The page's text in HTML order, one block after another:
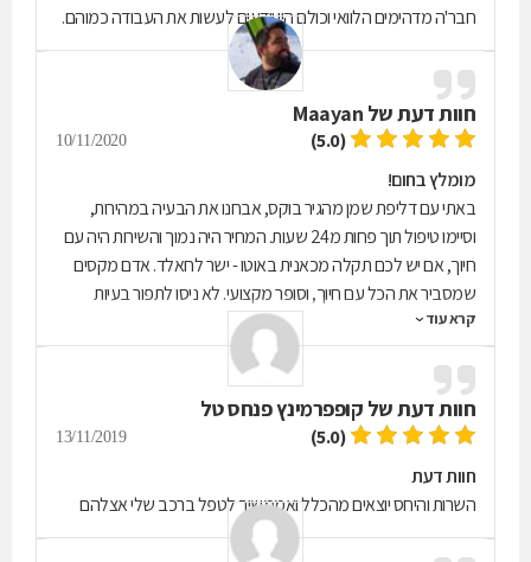
חבר'ה מדהימים הלוואי וכולם היו יודעים לעשות את העבודה כמוהם.
חוות דעת של Maayan
(5.0)
10/11/2020
מומלץ בחום!
באתי עם דליפת שמן מהגיר בוקס, אבחנו את הבעיה במהירות,
וסיימו טיפול תוך פחות מ24 שעות. המחיר היה נמוך והשירות היה עם
חיוך, אם יש לכם תקלה מכאנית באוטו - ישר לחאלד. אדם מקסים
שמסביר את הכל עם חיוך, וסופר מקצועי. לא ניסו לתפור בעיות
מהצד, ובסוף העלות הייתה יותר נמוכה מההערכה הראשונית. עד
התקלה לא היה לי מוסך בחיפה (במקור מירושלים), ועכשיו יש לי
אחד שאפשר לסמוך עליו.
קרא עוד
חוות דעת של קופפרמינץ פנחס טל
(5.0)
13/11/2019
חוות דעת
השרות והיחס יוצאים מהכלל ואממשיך לטפל ברכב שלי אצלהם